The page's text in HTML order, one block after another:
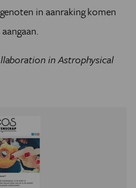
in aanraking komen
inAstrophysical